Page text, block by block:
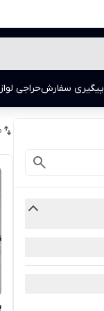
پیگیری سفارشحراجی